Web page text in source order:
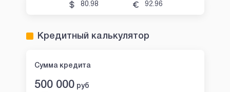
80.98 92.96
Кредитный калькулятор
Сумма кредита
500 000 руб